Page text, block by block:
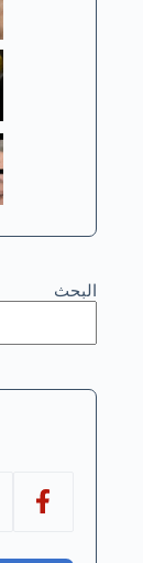
البحث